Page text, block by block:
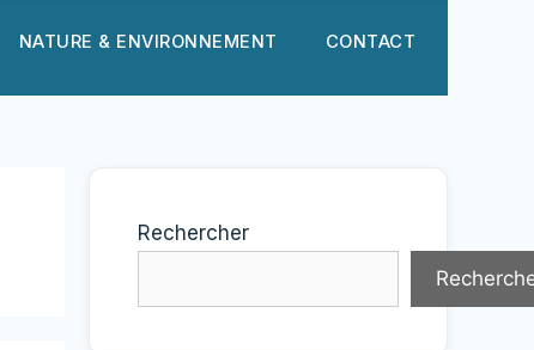
NATURE & ENVIRONNEMENT CONTACT
Rechercher